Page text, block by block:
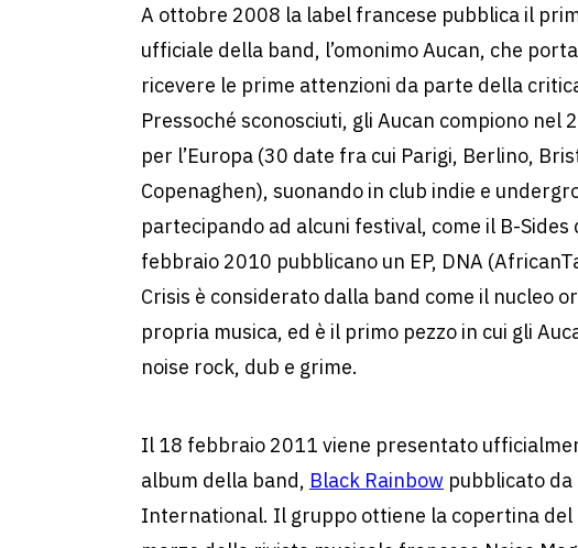
A ottobre 2008 la label francese pubblica il
ufficiale della band, l’omonimo Aucan, che
ricevere le prime attenzioni da parte della
Pressoché sconosciuti, gli Aucan compiono nel
per l’Europa (30 date fra cui Parigi, Berlino,
Copenaghen), suonando in club indie e
partecipando ad alcuni festival, come il B-Sides
febbraio 2010 pubblicano un EP, DNA
Crisis è considerato dalla band come il nucleo
propria musica, ed è il primo pezzo in cui gli
noise rock, dub e grime.
Il 18 febbraio 2011 viene presentato
album della band, Black Rainbow pubblicato da
International. Il gruppo ottiene la copertina del